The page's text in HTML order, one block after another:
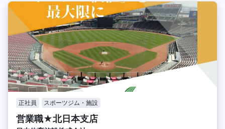
正社員 スポーツジム・施設
営業職★北日本支店